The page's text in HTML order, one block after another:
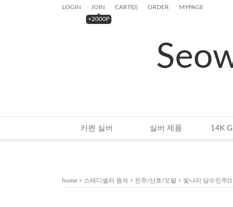
LOGIN
JOIN
+2000P
CART(0) ORDER MYPAGE
카렌 실버 실버 제품
home > 스테디셀러 원석 > 진주/산호/오팔 > 빛나리 담수진주